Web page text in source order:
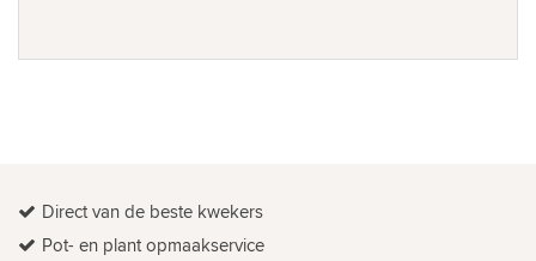
Direct van de beste kwekers
Pot- en plant opmaakservice